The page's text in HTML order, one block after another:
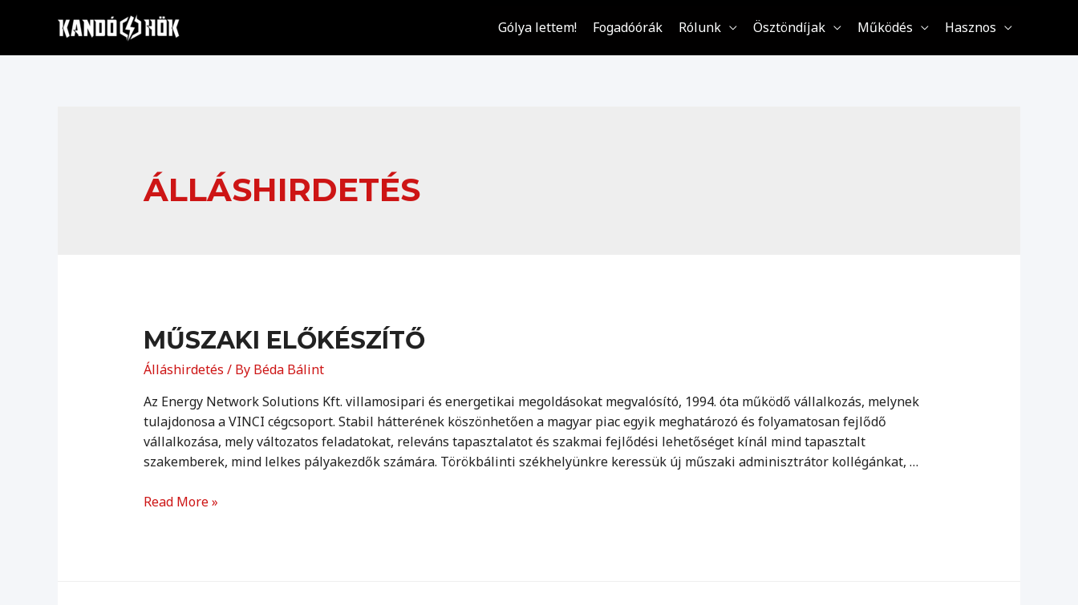
Gólya lettem! Fogadóórák Rólunk Ösztöndíjak Működés Hasznos
ÁLLÁSHIRDETÉS
MŰSZAKI ELŐKÉSZÍTŐ
Álláshirdetés / By Béda Bálint
Az Energy Network Solutions Kft. villamosipari és energetikai megoldásokat megvalósító, 1994. óta működő vállalkozás, melynek
tulajdonosa a VINCI cégcsoport. Stabil hátterének köszönhetően a magyar piac egyik meghatározó és folyamatosan fejlődő
vállalkozása, mely változatos feladatokat, releváns tapasztalatot és szakmai fejlődési lehetőséget kínál mind tapasztalt
szakemberek, mind lelkes pályakezdők számára. Törökbálinti székhelyünkre keressük új műszaki adminisztrátor kollégánkat, …
Műszaki
Read More »